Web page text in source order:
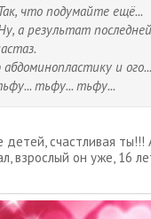
что подумайте ещё...
а результат
.
и ого.
тьфу... тьфу...
детей, счастливая
взрослый он уже, 16